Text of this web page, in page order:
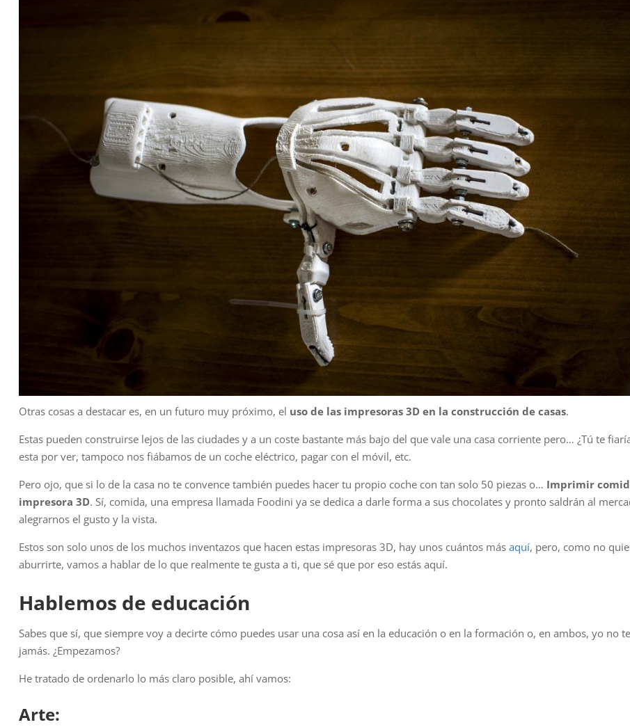
Otras cosas a destacar es, en un futuro muy próximo, el uso de las impresoras 3D en la construcción de casas.
Estas pueden construirse lejos de las ciudades y a un coste bastante más bajo del que vale una casa corriente pero… ¿Tú te
esta por ver, tampoco nos fiábamos de un coche eléctrico, pagar con el móvil, etc.
Pero ojo, que si lo de la casa no te convence también puedes hacer tu propio coche con tan solo 50 piezas o… Imprimir
impresora 3D. Sí, comida, una empresa llamada Foodini ya se dedica a darle forma a sus chocolates y pronto saldrán al
alegrarnos el gusto y la vista.
Estos son solo unos de los muchos inventazos que hacen estas impresoras 3D, hay unos cuántos más aquí, pero, como no
aburrirte, vamos a hablar de lo que realmente te gusta a ti, que sé que por eso estás aquí.
Hablemos de educación
Sabes que sí, que siempre voy a decirte cómo puedes usar una cosa así en la educación o en la formación o, en ambos, yo no
jamás. ¿Empezamos?
He tratado de ordenarlo lo más claro posible, ahí vamos:
Arte: